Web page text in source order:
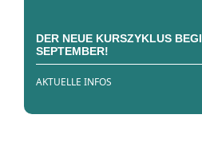
DER NEUE KURSZYKLUS
SEPTEMBER!
AKTUELLE INFOS